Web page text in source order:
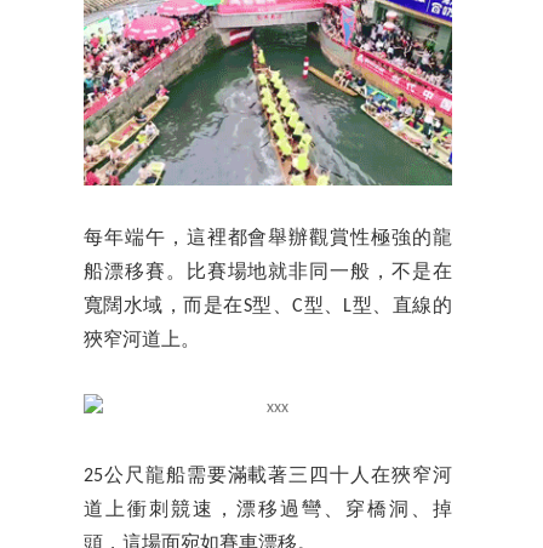
每年端午，這裡都會舉辦觀賞性極強的龍
船漂移賽。比賽場地就非同一般，不是在
寬闊水域，而是在S型、C型、L型、直線的
狹窄河道上。
25公尺龍船需要滿載著三四十人在狹窄河
道上衝刺競速，漂移過彎、穿橋洞、掉
頭，這場面宛如賽車漂移。